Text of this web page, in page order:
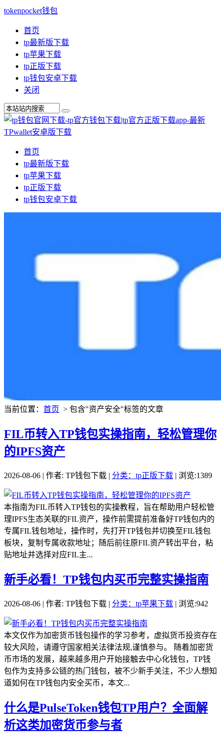
tokenpocket钱包
首页
tp最新版下载
tp苹果下载
tp正版下载
tp钱包安卓下载
关闭
首页
tp最新版下载
tp苹果下载
tp正版下载
tp钱包安卓下载
当前位置： 首页 > 包含"资产安全"标签的文章
FIL币转入TP钱包实操指南，轻松管理你
的IPFS资产
2026-08-06 | 作者: TP钱包下载 | 分类：tp正版下载 | 浏览:1389
本指南为FIL币转入TP钱包的实操教程，旨在帮助用户轻松管
理IPFS生态关联的FIL资产，操作前需提前准备好TP钱包内的
专属FIL钱包地址，操作时，先打开TP钱包并切换至FIL钱包
板块，复制专属收款地址；随后前往原FIL资产转出平台，粘
贴地址并选择对应FIL主...
新手必看！TP钱包内买币完整实操指南
2026-08-06 | 作者: TP钱包下载 | 分类：tp苹果下载 | 浏览:942
本文仅作为加密货币钱包操作的学习参考，虚拟货币投资存在
较大风险，请遵守国家相关法律法规,谨慎参与。 随着加密货
币市场的发展，越来越多用户开始接触去中心化钱包，TP钱
包作为支持多公链的热门钱包，被不少新手关注，不少人想知
道如何在TP钱包内安全买币，本文...
什么是PulseToken钱包TP用户？全面解
析这类加密货币参与者